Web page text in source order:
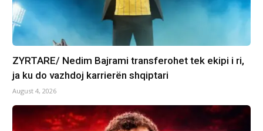
ZYRTARE/ Nedim Bajrami transferohet tek ekipi i ri,
ja ku do vazhdoj karrierën shqiptari
August 4, 2026